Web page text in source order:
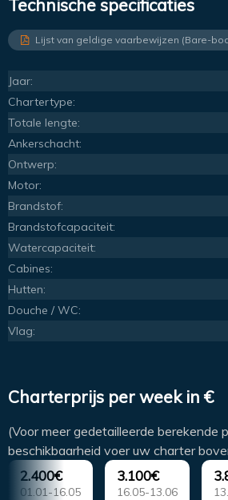
Technische specificaties
Lijst van geldige vaarbewijzen (Bare-
Jaar:
Chartertype:
Totale lengte:
Ankerschacht:
Ontwerp:
Motor:
Brandstof:
Brandstofcapaciteit:
Watercapaciteit:
Cabines:
Hutten:
Douche / WC:
Vlag:
Charterprijs per week in €
(Voor meer gedetailleerde berekende
beschikbaarheid voer uw charter
2.400€
01.01-16.05
3.100€
16.05-13.06